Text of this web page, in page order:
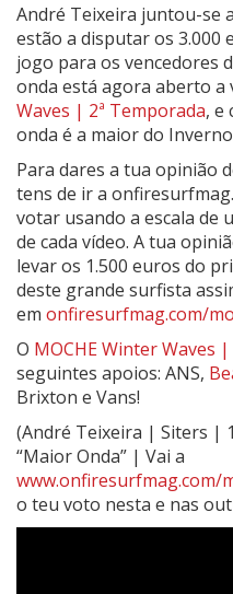
André Teixeira juntou-se
estão a disputar os 3.000
jogo para os vencedores
onda está agora aberto a
Waves | 2ª Temporada, e
onda é a maior do
Para dares a tua opinião
tens de ir a
votar usando a escala de
de cada vídeo. A tua
levar os 1.500 euros do
deste grande surfista
em onfiresurfmag.com/
O MOCHE Winter Waves
seguintes apoios: ANS,
Brixton e Vans!
(André Teixeira | Siters |
“Maior Onda” | Vai a
www.onfiresurfmag.com/
o teu voto nesta e nas